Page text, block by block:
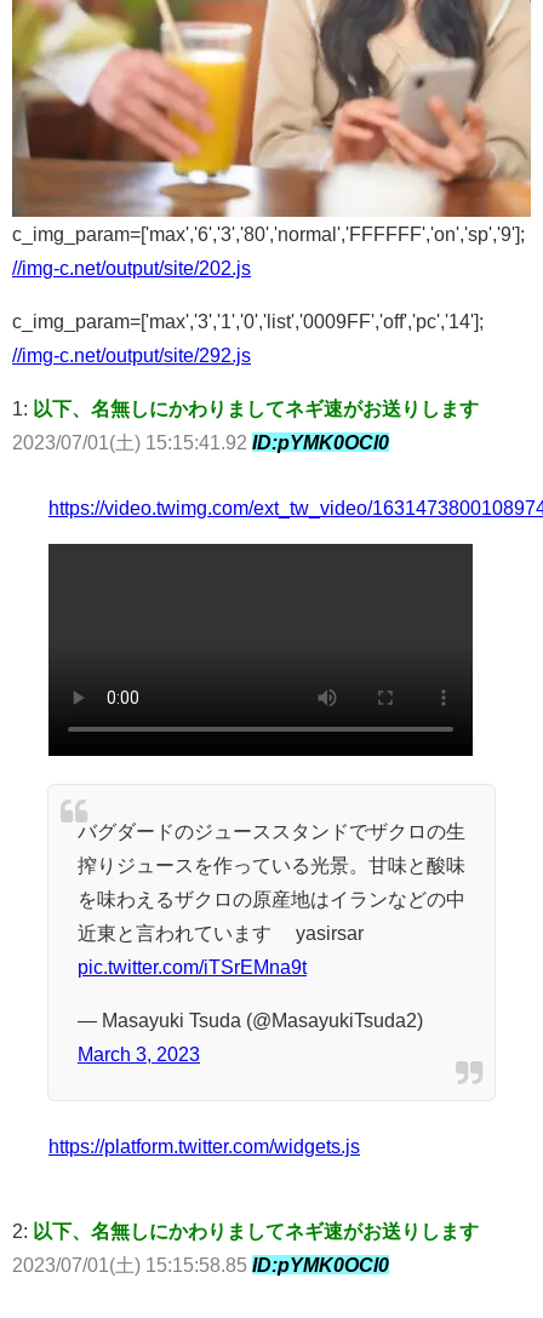
c_img_param=['max','6','3','80','normal','FFFFFF','on','sp','9'];
//img-c.net/output/site/202.js
c_img_param=['max','3','1','0','list','0009FF','off','pc','14'];
//img-c.net/output/site/292.js
1: 以下、名無しにかわりましてネギ速がお送りします
2023/07/01(土) 15:15:41.92 ID:pYMK0OCl0
https://video.twimg.com/ext_tw_video/
バグダードのジューススタンドでザクロの生
搾りジュースを作っている光景。甘味と酸味
を味わえるザクロの原産地はイランなどの中
近東と言われています ©yasirsar
pic.twitter.com/iTSrEMna9t
— Masayuki Tsuda (@MasayukiTsuda2)
March 3, 2023
https://platform.twitter.com/widgets.js
2: 以下、名無しにかわりましてネギ速がお送りします
2023/07/01(土) 15:15:58.85 ID:pYMK0OCl0